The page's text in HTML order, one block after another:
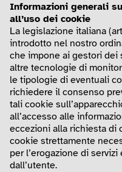
Informazioni generali
all’uso dei cookie
La legislazione italiana
introdotto nel nostro
che impone ai gestori dei
altre tecnologie di
le tipologie di eventuali
richiedere il consenso
tali cookie
all’accesso alle
eccezioni alla richiesta di
cookie strettamente
per l’erogazione di
dall’utente.